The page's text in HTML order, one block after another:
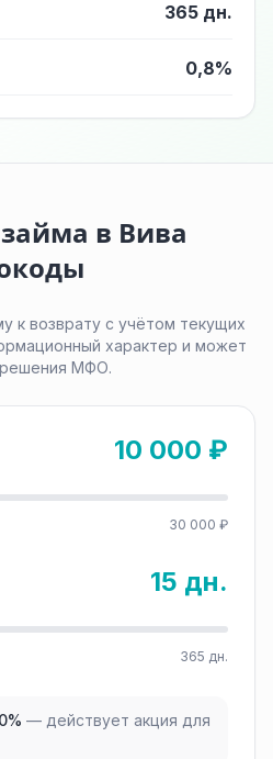
365 дн.
0,8%
в Вива
к возврату с учётом текущих
характер и может
решения МФО.
10 000 ₽
30 000 ₽
15 дн.
365 дн.
— действует акция для